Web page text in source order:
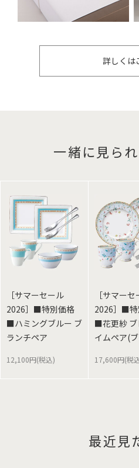
詳しくは
一緒に見ら
［サマーセール
2026］■特別価格
■ハミングブルー ブ
ランチペア
12,100円(税込)
［サマー
2026］■特
■花更紗 ブ
イムペア(
17,600円(税
最近見